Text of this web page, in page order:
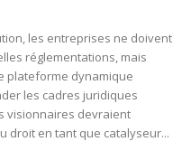
les entreprises ne doivent
réglementations, mais
plateforme dynamique
les cadres juridiques
visionnaires devraient
droit en tant que catalyseur...